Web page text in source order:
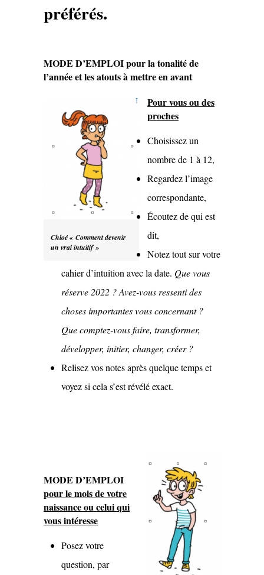
préférés.
MODE D’EMPLOI pour la tonalité de
l’année et les atouts à mettre en avant
Chloé « Comment devenir
un vrai intuitif »
Pour vous ou des
proches
Choisissez un
nombre de 1 à 12,
Regardez l’image
correspondante,
Écoutez de qui est
dit,
Notez tout sur votre
cahier d’intuition avec la date. Que vous
réserve 2022 ? Avez-vous ressenti des
choses importantes vous concernant ?
Que comptez-vous faire, transformer,
développer, initier, changer, créer ?
Relisez vos notes après quelque temps et
voyez si cela s’est révélé exact.
MODE D’EMPLOI
pour le mois de votre
naissanceou celui qui
vous intéresse
Posez votre
question, par